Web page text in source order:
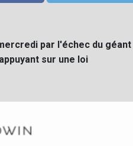
par l'échec du géant
sur une loi